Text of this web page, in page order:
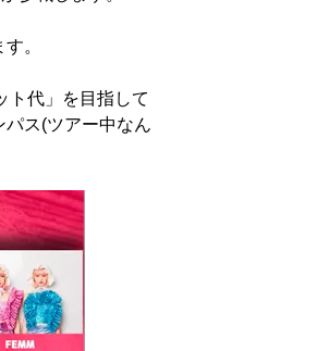
。
ト代」を目指して
ス(ツアー中なん